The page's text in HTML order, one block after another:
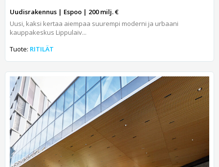
Uudisrakennus | Espoo | 200 milj. €
Uusi, kaksi kertaa aiempaa suurempi moderni ja urbaani
kauppakeskus Lippulaiv...
Tuote: RITILÄT